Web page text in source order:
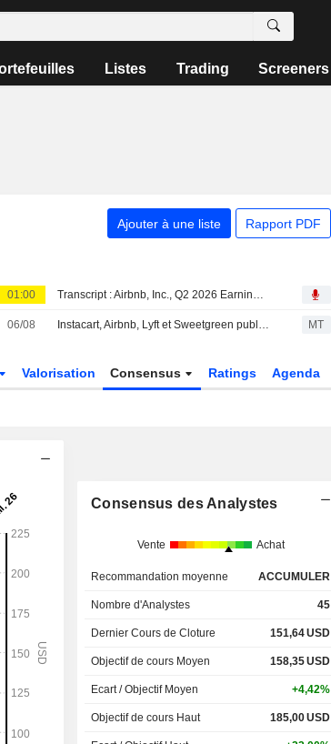
Listes Trading Screeners
Ajouter à une liste Rapport PDF
01:00 Transcript : Airbnb, Inc., Q2 2026 Earnings Call, Aug 06, 2026
06/08 Instacart, Airbnb, Lyft et Sweetgreen publient leurs résultats : la cloche de clôture MT
Valorisation Consensus Ratings Agenda
Consensus des Analystes
Vente Achat
Recommandation moyenne ACCUMULER
Nombre d'Analystes 45
Dernier Cours de Cloture 151,64USD
Objectif de cours Moyen 158,35USD
Ecart / Objectif Moyen +4,42%
Objectif de cours Haut 185,00USD